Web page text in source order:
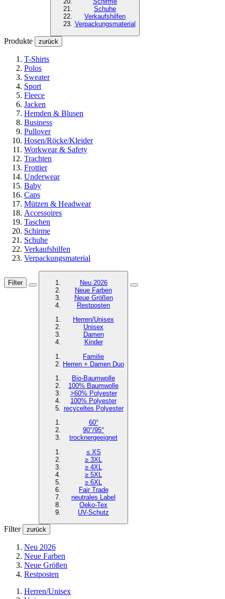
Schuhe
Verkaufshilfen
Verpackungsmaterial
Produkte zurück
T-Shirts
Polos
Sweater
Sport
Fleece
Jacken
Hemden & Blusen
Business
Pullover
Hosen/Röcke/Kleider
Workwear & Safety
Trachten
Frottier
Underwear
Baby
Caps
Mützen & Headwear
Accessoires
Taschen
Schirme
Schuhe
Verkaufshilfen
Verpackungsmaterial
Filter
Neu 2026
Neue Farben
Neue Größen
Restposten
Herren/Unisex
Unisex
Damen
Kinder
Familie
Herren + Damen Duo
Bio-Baumwolle
100% Baumwolle
>60% Polyester
100% Polyester
recyceltes Polyester
60°
90°/95°
trocknergeeignet
≤ XS
≥ 3XL
≥ 4XL
≥ 5XL
≥ 6XL
Fair Trade
neutrales Label
Oeko-Tex
UV-Schutz
Filter zurück
Neu 2026
Neue Farben
Neue Größen
Restposten
Herren/Unisex